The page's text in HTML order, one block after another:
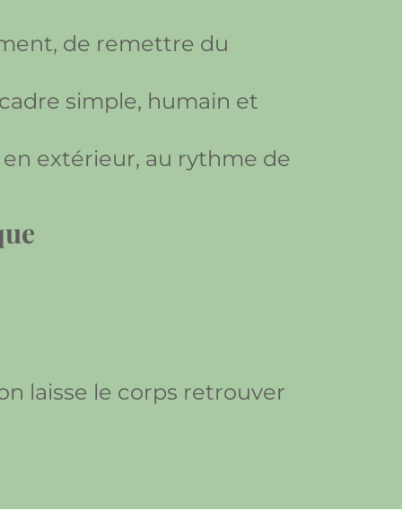
de remettre du
simple, humain et
extérieur, au rythme de
laisse le corps retrouver